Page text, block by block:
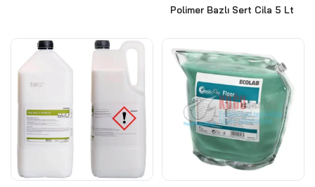
Polimer Bazlı Sert Cila 5 Lt